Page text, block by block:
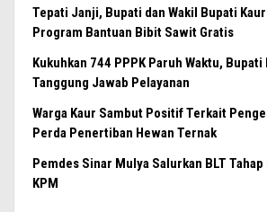
Tepati Janji, Bupati dan Wakil Bupati
Program Bantuan Bibit Sawit Gratis
Kukuhkan 744 PPPK Paruh Waktu, Bupati
Tanggung Jawab Pelayanan
Warga Kaur Sambut Positif Terkait
Perda Penertiban Hewan Ternak
Pemdes Sinar Mulya Salurkan BLT
KPM